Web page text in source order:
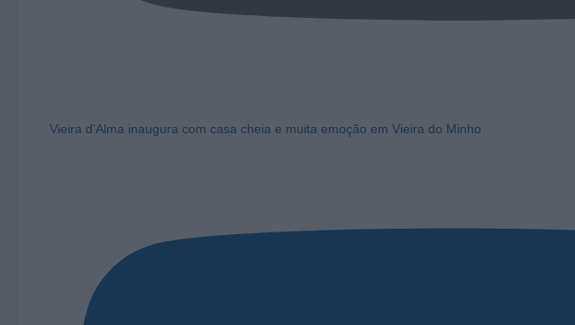
Vieira d'Alma inaugura com casa cheia e muita emoção em Vieira do Minho